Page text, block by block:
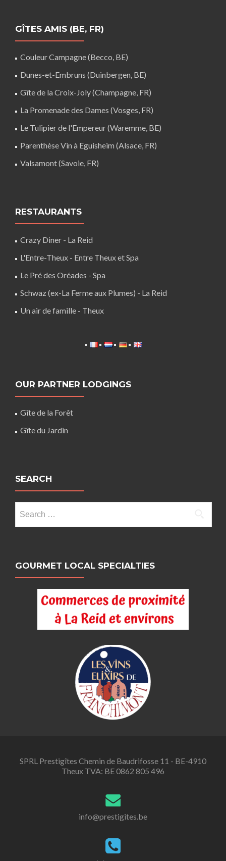
GÎTES AMIS (BE, FR)
Couleur Campagne (Becco, BE)
Dunes-et-Embruns (Duinbergen, BE)
Gîte de la Croix-Joly (Champagne, FR)
La Promenade des Dames (Vosges, FR)
Le Tulipier de l'Empereur (Waremme, BE)
Parenthèse Vin à Eguisheim (Alsace, FR)
Valsamont (Savoie, FR)
RESTAURANTS
Crazy Diner - La Reid
L'Entre-Theux - Entre Theux et Spa
Le Pré des Oréades - Spa
Schwaz (ex-La Ferme aux Plumes) - La Reid
Un air de famille - Theux
OUR PARTNER LODGINGS
Gîte de la Forêt
Gîte du Jardin
SEARCH
for:
GOURMET LOCAL SPECIALTIES
SPRL Prestigîtes Chemin de Baudrifosse 11 - BE-4910
Theux TVA: BE 0862 805 496
info@prestigites.be